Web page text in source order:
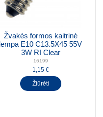
Žvakės formos kaitrinė
lempa E10 C13.5X45 55V
3W RI Clear
16199
1,15 €
Žiūrėti